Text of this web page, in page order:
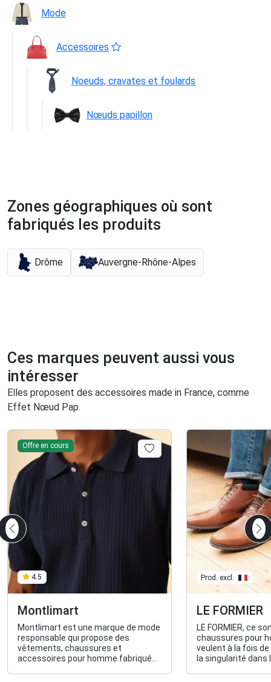
Mode
Accessoires
Noeuds, cravates et foulards
Nœuds papillon
Zones géographiques où sont
fabriqués les produits
Drôme Auvergne-Rhône-Alpes
Ces marques peuvent aussi vous
intéresser
Elles proposent des accessoires made in France, comme
Effet Nœud Pap.
Offre en cours
4.5
Montlimart
Montlimart est une marque de mode
responsable qui propose des
vêtements, chaussures et
accessoires pour homme fabriqués
Prod. excl.
LE FORMIER
LE FORMIER, ce
chaussures pour
veulent à la fois
la singularité dans